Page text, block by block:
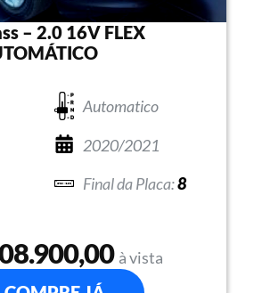
– 2.0 16V FLEX
Automatico
2020/2021
8
à vista